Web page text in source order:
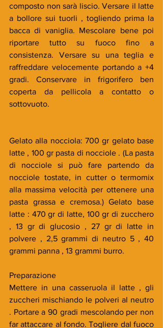
composto non sarà liscio. Versare il latte
a bollore sui tuorli , togliendo prima la
bacca di vaniglia. Mescolare bene poi
riportare tutto su fuoco fino a
consistenza. Versare su una teglia e
raffreddare velocemente portando a +4
gradi. Conservare in frigorifero ben
coperta da pellicola a contatto o
sottovuoto.
Gelato alla nocciola: 700 gr gelato base
latte , 100 gr pasta di nocciole . (La pasta
di nocciole si può fare partendo da
nocciole tostate, in cutter o termomix
alla massima velocità per ottenere una
pasta grassa e cremosa.) Gelato base
latte : 470 gr di latte, 100 gr di zucchero
, 13 gr di glucosio , 27 gr di latte in
polvere , 2,5 grammi di neutro 5 , 40
grammi panna , 13 grammi burro.
Preparazione
Mettere in una casseruola il latte , gli
zuccheri mischiando le polveri al neutro
. Portare a 90 gradi mescolando per non
far attaccare al fondo. Togliere dal fuoco